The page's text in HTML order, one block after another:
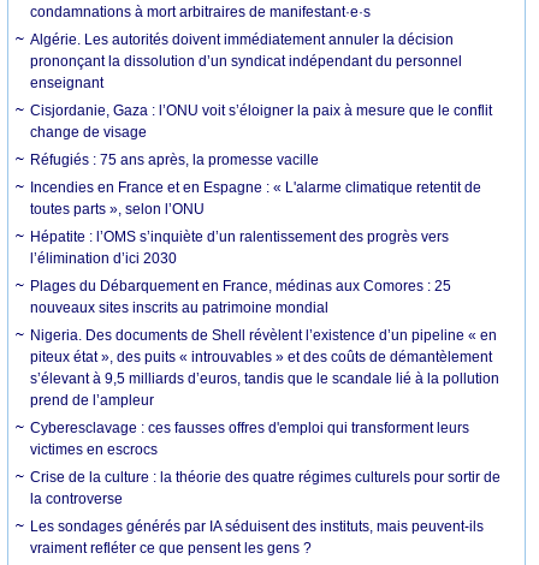
condamnations à mort arbitraires de manifestant·e·s
Algérie. Les autorités doivent immédiatement annuler la décision
prononçant la dissolution d’un syndicat indépendant du personnel
enseignant
Cisjordanie, Gaza : l’ONU voit s’éloigner la paix à mesure que le conflit
change de visage
Réfugiés : 75 ans après, la promesse vacille
Incendies en France et en Espagne : « L'alarme climatique retentit de
toutes parts », selon l’ONU
Hépatite : l’OMS s’inquiète d’un ralentissement des progrès vers
l’élimination d’ici 2030
Plages du Débarquement en France, médinas aux Comores : 25
nouveaux sites inscrits au patrimoine mondial
Nigeria. Des documents de Shell révèlent l’existence d’un pipeline « en
piteux état », des puits « introuvables » et des coûts de démantèlement
s’élevant à 9,5 milliards d’euros, tandis que le scandale lié à la pollution
prend de l’ampleur
Cyberesclavage : ces fausses offres d'emploi qui transforment leurs
victimes en escrocs
Crise de la culture : la théorie des quatre régimes culturels pour sortir de
la controverse
Les sondages générés par IA séduisent des instituts, mais peuvent-ils
vraiment refléter ce que pensent les gens ?